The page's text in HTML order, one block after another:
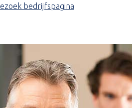
bedrijfspagina